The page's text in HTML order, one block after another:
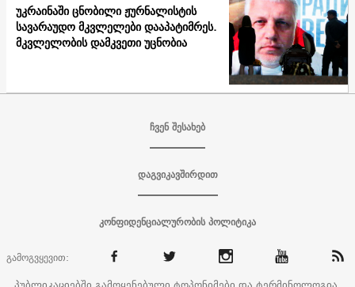
უკრაინაში ცნობილი ჟურნალისტის
სავარაუდო მკვლელები დააპატიმრეს.
მკვლელობის დამკვეთი უცნობია
ჩვენ შესახებ
დაგვიკავშირდით
კონფიდენციალურობის პოლიტიკა
გამოგვყევით: